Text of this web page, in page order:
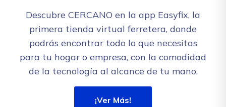
Descubre CERCANO en la app Easyfix, la
primera tienda virtual ferretera, donde
podrás encontrar todo lo que necesitas
para tu hogar o empresa, con la comodidad
de la tecnología al alcance de tu mano.
¡Ver Más!